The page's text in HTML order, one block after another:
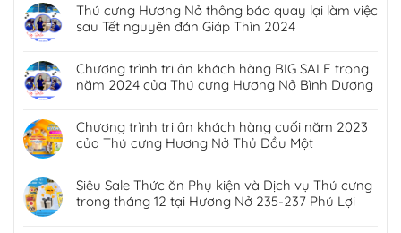
Thú cưng Hương Nở thông báo quay lại làm việc
sau Tết nguyên đán Giáp Thìn 2024
Chương trình tri ân khách hàng BIG SALE trong
năm 2024 của Thú cưng Hương Nở Bình Dương
Chương trình tri ân khách hàng cuối năm 2023
của Thú cưng Hương Nở Thủ Dầu Một
Siêu Sale Thức ăn Phụ kiện và Dịch vụ Thú cưng
trong tháng 12 tại Hương Nở 235-237 Phú Lợi